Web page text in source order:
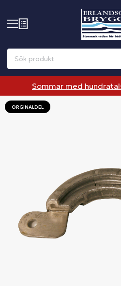
Sommar med
ORGINALDEL